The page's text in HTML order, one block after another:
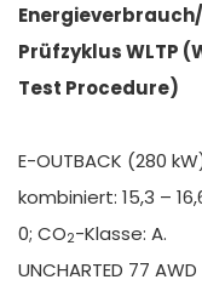
Prüfzyklus WLTP
Test Procedure)
E-OUTBACK (280
kombiniert: 15,3 –
0; CO2-Klasse: A.
UNCHARTED 77